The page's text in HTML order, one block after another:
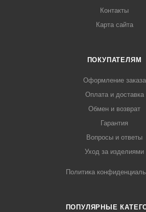
Контакты
Карта сайта
ПОКУПАТЕЛЯМ
Оформление заказа
Оплата и доставка
Обмен и возврат
Гарантия
Вопросы и ответы
Уход за изделиями
Политика
ПОПУЛЯРНЫЕ